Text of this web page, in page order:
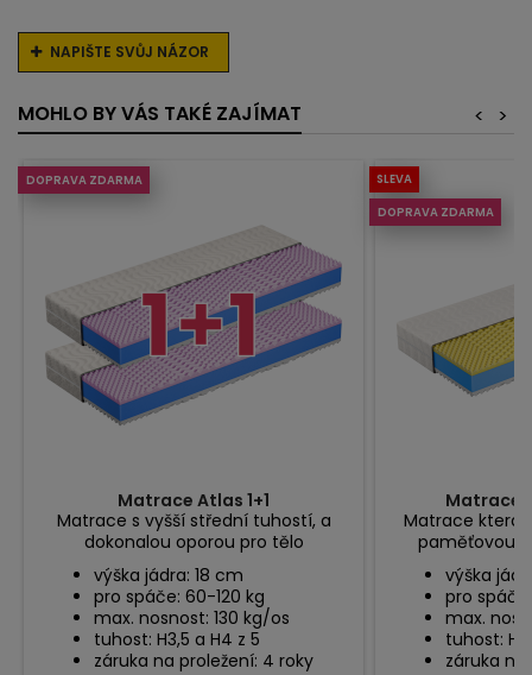
NAPIŠTE SVŮJ NÁZOR
MOHLO BY VÁS TAKÉ ZAJÍMAT >
<
DOPRAVA ZDARMA
Matrace Atlas 1+1
Matrace s vyšší střední tuhostí, a
dokonalou oporou pro tělo
výška jádra: 18 cm
pro spáče: 60-120 kg
max. nosnost: 130 kg/os
tuhost: H3,5 a H4 z 5
záruka na proležení: 4 roky
DOPRAVA ZDARMA
SLEVA
Matrace
Matrace která
paměťovou
výška
pro
max.
tuhost:
záruka na